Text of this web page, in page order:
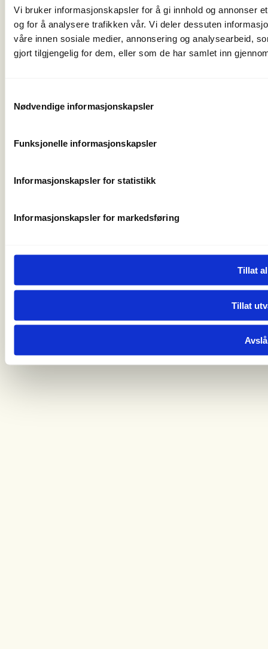
Vi bruker informasjonskapsler for å gi innhold og annonser
og for å analysere trafikken vår. Vi deler dessuten
våre innen sosiale medier, annonsering og analysearbeid,
gjort tilgjengelig for dem, eller som de har samlet inn
Nødvendige informasjonskapsler
Funksjonelle informasjonskapsler
Informasjonskapsler for statistikk
Informasjonskapsler for markedsføring
Tillat
Tillat
Avslå
Organisasjonsnummer 971 262 834
Medlemsorganisasjoner
For presse
Våre ansatte
Friluftlivets uke
Personvern og informasjonskapsler